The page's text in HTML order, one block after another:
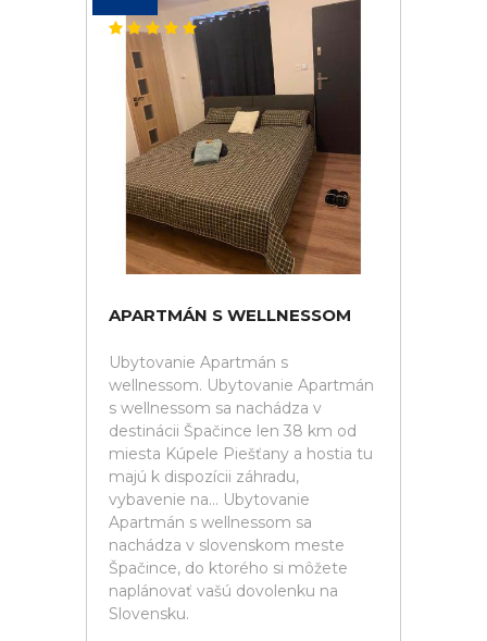
APARTMÁN S WELLNESSOM
Ubytovanie Apartmán s
wellnessom. Ubytovanie Apartmán
s wellnessom sa nachádza v
destinácii Špačince len 38 km od
miesta Kúpele Piešťany a hostia tu
majú k dispozícii záhradu,
vybavenie na... Ubytovanie
Apartmán s wellnessom sa
nachádza v slovenskom meste
Špačince, do ktorého si môžete
naplánovať vašú dovolenku na
Slovensku.